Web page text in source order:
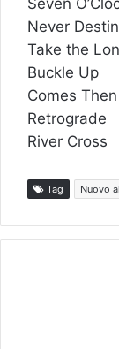
Never
Take the
Buckle Up
Comes
Retrograde
River Cross
Tag Nuovo